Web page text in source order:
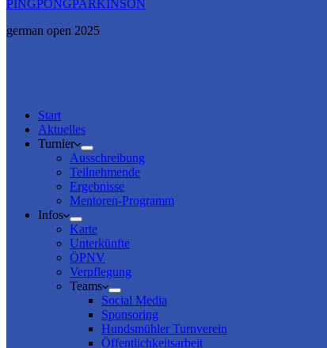
PINGPONGPARKINSON
german open 2025
Start
Aktuelles
Turnier
Ausschreibung
Teilnehmende
Ergebnisse
Mentoren-Programm
Infos
Karte
Unterkünfte
ÖPNV
Verpflegung
Teams
Social Media
Sponsoring
Hundsmühler Turnverein
Öffentlichkeitsarbeit